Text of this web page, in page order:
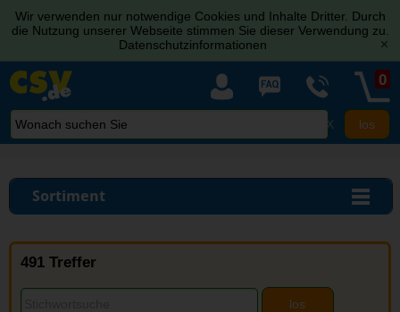
Wir verwenden nur notwendige Cookies und Inhalte Dritter. Durch
die Nutzung unserer Webseite stimmen Sie dieser Verwendung zu.
Datenschutzinformationen
[x]
X
0
Sortiment
491 Treffer